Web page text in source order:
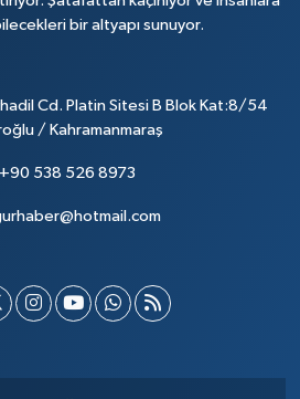
bir altyapı sunuyor.
Cd. Platin Sitesi B Blok Kat:8/54
/ Kahramanmaraş
+90 538 526 8973